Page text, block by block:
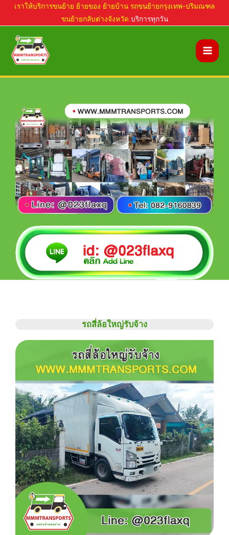
Skip
content
เราให้บริการขนย้าย ย้ายของ ย้ายบ้าน รถขนย้ายกรุงเทพ-ปริมณฑล
ขนย้ายกลับต่างจังหวัด บริการทุกวัน
รถสี่ล้อใหญ่รับจ้าง